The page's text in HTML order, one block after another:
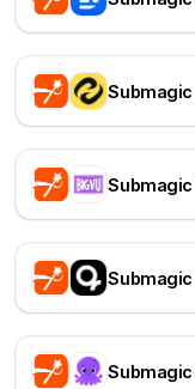
Submagic
Submagic